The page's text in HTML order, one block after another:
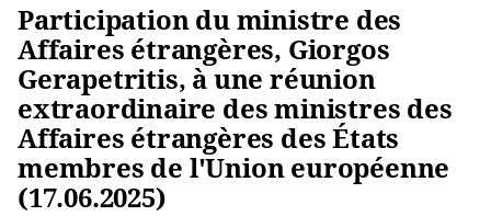
Participation du ministre des
Affaires étrangères, Giorgos
Gerapetritis, à une réunion
extraordinaire des ministres des
Affaires étrangères des États
membres de l'Union européenne
(17.06.2025)